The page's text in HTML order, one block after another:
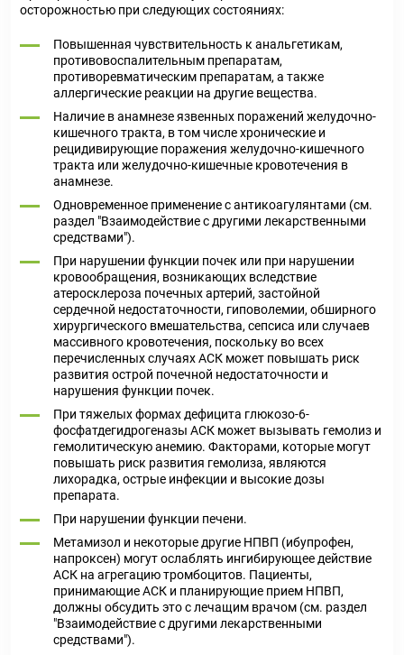
осторожностью при следующих состояниях:
Повышенная чувствительность к анальгетикам,
противовоспалительным препаратам,
противоревматическим препаратам, а также
аллергические реакции на другие вещества.
Наличие в анамнезе язвенных поражений желудочно-
кишечного тракта, в том числе хронические и
рецидивирующие поражения желудочно-кишечного
тракта или желудочно­-кишечные кровотечения в
анамнезе.
Одновременное применение с антикоагулянтами (см.
раздел "Взаимодействие с другими лекарственными
средствами").
При нарушении функции почек или при нарушении
кровообращения, возникающих вследствие
атеросклероза почечных артерий, застойной
сердечной недостаточности, гиповолемии, обширного
хирургического вмешательства, сепсиса или случаев
массивного кровотечения, поскольку во всех
перечисленных случаях АСК может повышать риск
развития острой почечной недостаточности и
нарушения функции почек.
При тяжелых формах дефицита глюкозо-6-
фосфатдегидрогеназы АСК может вызывать гемолиз и
гемолитическую анемию. Факторами, которые могут
повышать риск развития гемолиза, являются
лихорадка, острые инфекции и высокие дозы
препарата.
При нарушении функции печени.
Метамизол и некоторые другие НПВП (ибупрофен,
напроксен) могут ослаблять ингибирующее действие
АСК на агрегацию тромбоцитов. Пациенты,
принимающие АСК и планирующие прием НПВП,
должны обсудить это с лечащим врачом (см. раздел
"Взаимодействие с другими лекарственными
средствами").